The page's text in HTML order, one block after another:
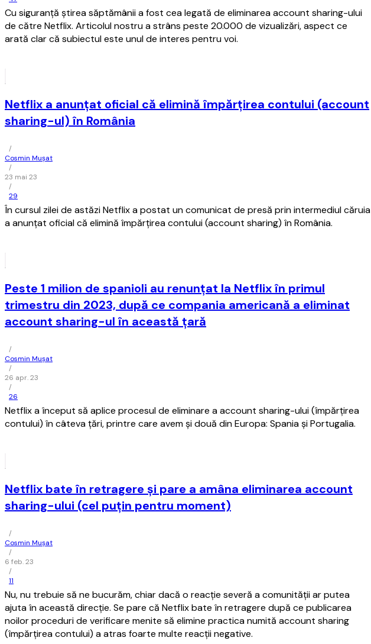
Cu siguranţă ştirea săptămânii a fost cea legată de eliminarea account sharing-ului
de către Netflix. Articolul nostru a strâns peste 20.000 de vizualizări, aspect ce
arată clar că subiectul este unul de interes pentru voi.
Netflix a anunţat oficial că elimină împărţirea contului (account
sharing-ul) în România
/
Cosmin Mușat
/
23 mai 23
/
29
În cursul zilei de astăzi Netflix a postat un comunicat de presă prin intermediul căruia
a anunţat oficial că elimină împărţirea contului (account sharing) în România.
Peste 1 milion de spanioli au renunţat la Netflix în primul
trimestru din 2023, după ce compania americană a eliminat
account sharing-ul în această ţară
/
Cosmin Mușat
/
26 apr. 23
/
26
Netflix a început să aplice procesul de eliminare a account sharing-ului (împărţirea
contului) în câteva ţări, printre care avem şi două din Europa: Spania şi Portugalia.
Netflix bate în retragere şi pare a amâna eliminarea account
sharing-ului (cel puţin pentru moment)
/
Cosmin Mușat
/
6 feb. 23
/
11
Nu, nu trebuie să ne bucurăm, chiar dacă o reacţie severă a comunităţii ar putea
ajuta în această direcţie. Se pare că Netflix bate în retragere după ce publicarea
noilor proceduri de verificare menite să elimine practica numită account sharing
(împărţirea contului) a atras foarte multe reacţii negative.